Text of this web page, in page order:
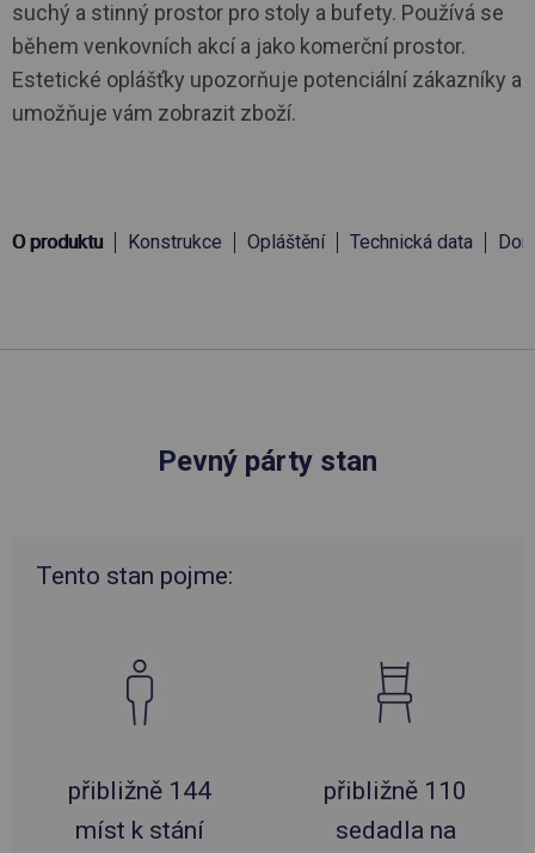
suchý a stinný prostor pro stoly a bufety. Používá se
během venkovních akcí a jako komerční prostor.
Estetické oplášťky upozorňuje potenciální zákazníky a
umožňuje vám zobrazit zboží.
O produktu Konstrukce Opláštění Technická data
Pevný párty stan
Tento stan pojme:
přibližně 144
míst k stání
přibližně 110
sedadla na